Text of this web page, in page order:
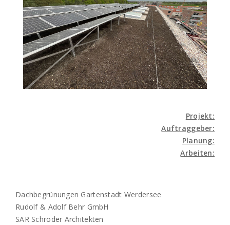
Projekt:
Auftraggeber:
Planung:
Arbeiten:
Dachbegrünungen Gartenstadt Werdersee
Rudolf & Adolf Behr GmbH
SAR Schröder Architekten